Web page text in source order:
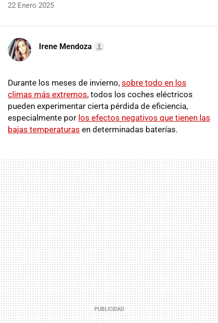
22 Enero 2025
Irene Mendoza
Durante los meses de invierno, sobre todo en los
climas más extremos, todos los coches eléctricos
pueden experimentar cierta pérdida de eficiencia,
especialmente por los efectos negativos que tienen las
bajas temperaturas en determinadas baterías.